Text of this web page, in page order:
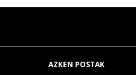
AZKEN POSTAK